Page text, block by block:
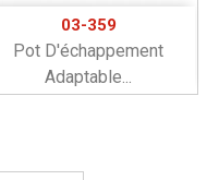
03-359
Pot D'échappement
Adaptable...